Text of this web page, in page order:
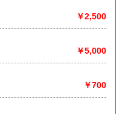
￥2,500
￥5,000
￥700